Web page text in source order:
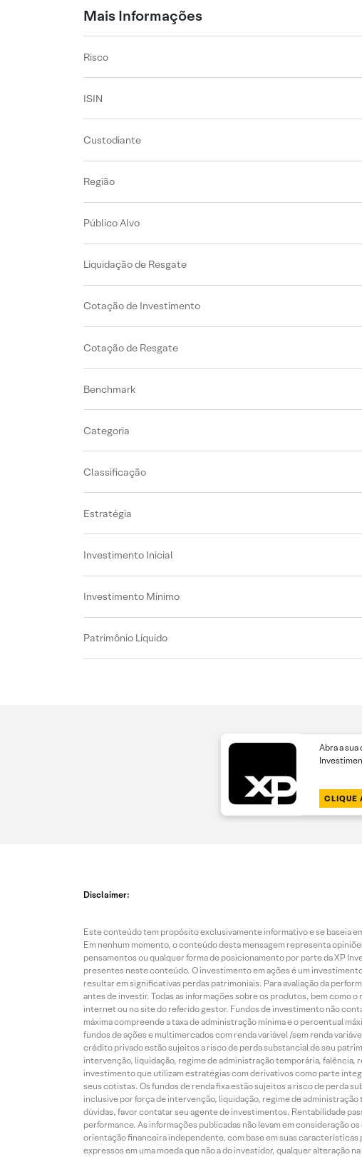
Mais Informações
Risco
ISIN
Custodiante
Região
Público Alvo
Liquidação de Resgate
Cotação de Investimento
Cotação de Resgate
Benchmark
Categoria
Classificação
Estratégia
Investimento Inicial
Investimento Mínimo
Patrimônio Líquido
Abra a sua
CLIQUE
Disclaimer:
Este conteúdo tem propósito exclusivamente informativo e se baseia
Em nenhum momento, o conteúdo desta mensagem representa
pensamentos ou qualquer forma de posicionamento por parte da XP
presentes neste conteúdo. O investimento em ações é um
resultar em significativas perdas patrimoniais. Para avaliação da
antes de investir. Todas as informações sobre os produtos, bem como
internet ou no site do referido gestor. Fundos de investimento não
máxima compreende a taxa de administração mínima e o percentual
fundos de ações e multimercados com renda variável /sem renda
crédito privado estão sujeitos a risco de perda substancial de seu
intervenção, liquidação, regime de administração temporária, falência,
investimento que utilizam estratégias com derivativos como parte
seus cotistas. Os fundos de renda fixa estão sujeitos a risco de perda
inclusive por força de intervenção, liquidação, regime de
dúvidas, favor contatar seu agente de investimentos. Rentabilidade
performance. As informações publicadas não levam em consideração
orientação financeira independente, com base em suas
expressos em uma moeda que não a do investidor, qualquer alteração